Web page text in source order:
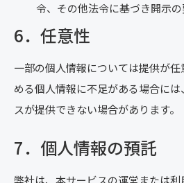
令、その他法令に基づき開示
6．任意性
一部の個人情報については提供が
める個人情報に不足がある場合に
スが提供できない場合があります。
7．個人情報の預託
弊社は、本サービスの運営または